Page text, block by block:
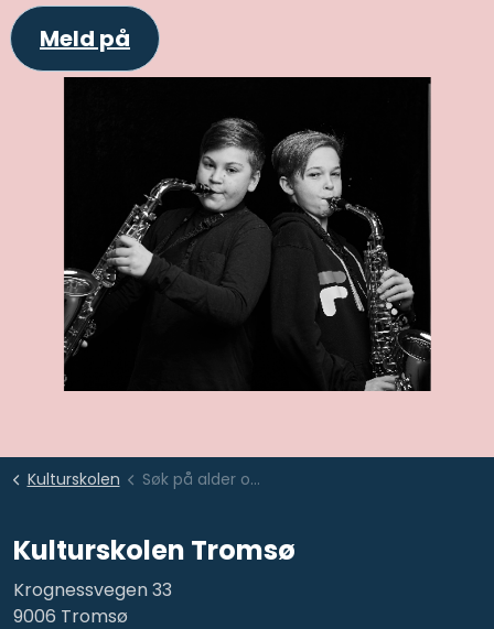
Meld på
Kulturskolen Søk på alder og sted
Kulturskolen Tromsø
Krognessvegen 33
9006 Tromsø